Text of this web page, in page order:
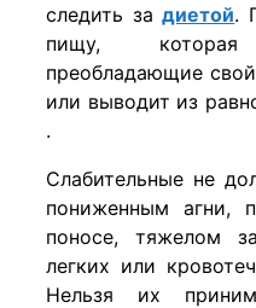
следить задиетой.
пищу,
преобладающие
или выводит из
.
Слабительные не
пониженным агни,
поносе, тяжелом
легких или
Нельзя их